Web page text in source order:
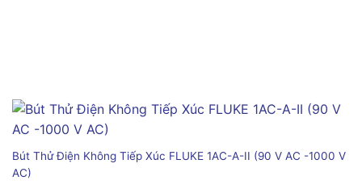
Bút Thử Điện Không Tiếp Xúc FLUKE 1AC-A-II (90 V AC -1000 V
AC)